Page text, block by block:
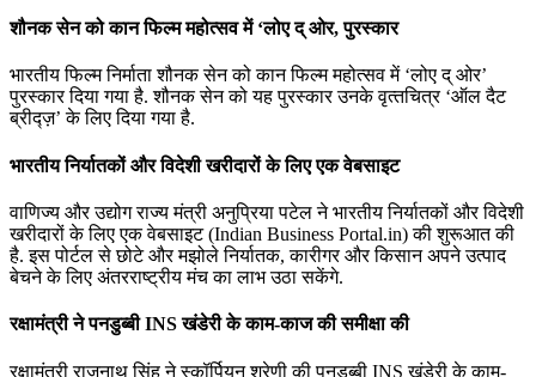
शौनक सेन को कान फिल्‍म महोत्‍सव में ‘लोए द् ओर, पुरस्‍कार
भारतीय फिल्‍म निर्माता शौनक सेन को कान फिल्‍म महोत्‍सव में ‘लोए द् ओर’
पुरस्‍कार दिया गया है. शौनक सेन को यह पुरस्‍कार उनके वृत्‍तचित्र ‘ऑल दैट
ब्रीद्ज़’ के लिए दिया गया है.
भारतीय निर्यातकों और विदेशी खरीदारों के लिए एक वेबसाइट
वाणिज्‍य और उद्योग राज्‍य मंत्री अनुप्रिया पटेल ने भारतीय निर्यातकों और विदेशी
खरीदारों के लिए एक वेबसाइट (Indian Business Portal.in) की शुरूआत की
है. इस पोर्टल से छोटे और मझोले निर्यातक, कारीगर और किसान अपने उत्‍पाद
बेचने के लिए अंतरराष्ट्रीय मंच का लाभ उठा सकेंगे.
रक्षामंत्री ने पनडुब्‍बी INS खंडेरी के काम-काज की समीक्षा की
रक्षामंत्री राजनाथ सिंह ने स्कॉर्पियन श्रेणी की पनडुब्‍बी INS खंडेरी के काम-